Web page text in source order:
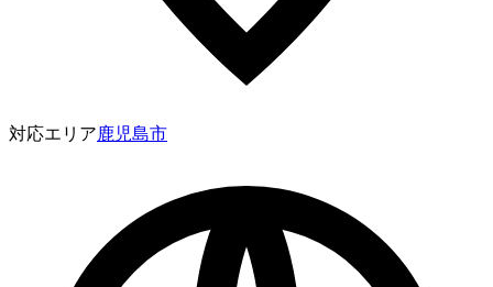
対応エリア鹿児島市